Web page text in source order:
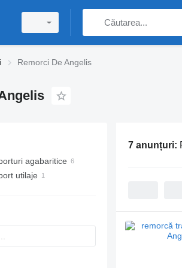
Remorci De Angelis
agabaritice
utilaje
7 anunțuri: